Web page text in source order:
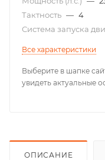
Тактность — 4
Система запуска
Все характеристики
Выберите в шапке
увидеть актуальные
ОПИСАНИЕ